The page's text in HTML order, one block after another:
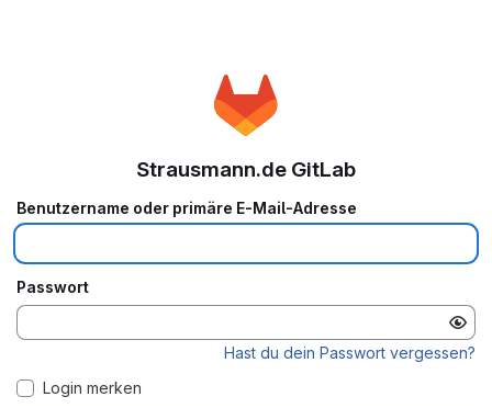
Strausmann.de GitLab
Benutzername oder primäre E-Mail-Adresse
Passwort
Hast du dein Passwort vergessen?
Login merken